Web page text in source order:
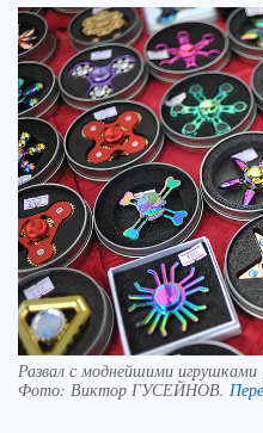
Развал с моднейшими игрушками
Фото: Виктор ГУСЕЙНОВ.